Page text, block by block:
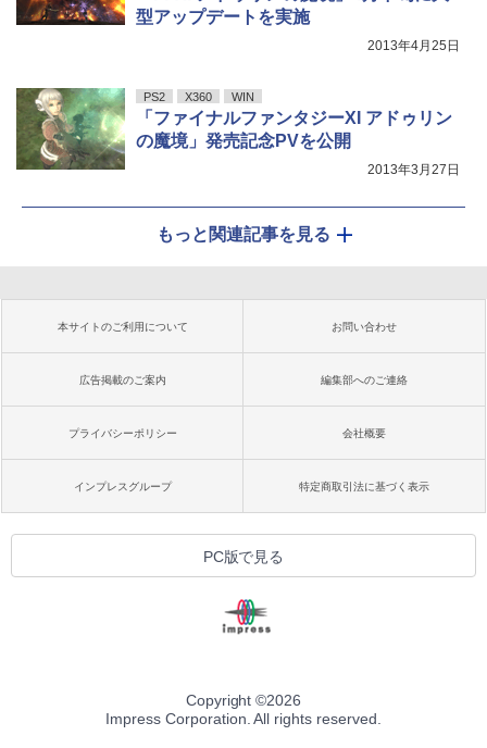
型アップデートを実施
2013年4月25日
PS2 X360 WIN
「ファイナルファンタジーXI アドゥリン
の魔境」発売記念PVを公開
2013年3月27日
もっと関連記事を見る
本サイトのご利用について お問い合わせ
広告掲載のご案内 編集部へのご連絡
プライバシーポリシー 会社概要
インプレスグループ 特定商取引法に基づく表示
PC版で見る
Copyright ©2026
Impress Corporation. All rights reserved.